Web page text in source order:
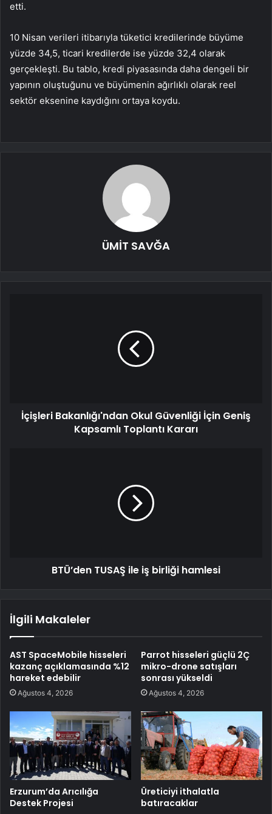
etti.
10 Nisan verileri itibarıyla tüketici kredilerinde büyüme
yüzde 34,5, ticari kredilerde ise yüzde 32,4 olarak
gerçekleşti. Bu tablo, kredi piyasasında daha dengeli bir
yapının oluştuğunu ve büyümenin ağırlıklı olarak reel
sektör eksenine kaydığını ortaya koydu.
ÜMİT SAVĞA
İçişleri Bakanlığı'ndan Okul Güvenliği İçin Geniş
Kapsamlı Toplantı Kararı
BTÜ’den TUSAŞ ile iş birliği hamlesi
İlgili Makaleler
AST SpaceMobile hisseleri
kazanç açıklamasında %12
hareket edebilir
Ağustos 4, 2026
Parrot hisseleri güçlü 2Ç
mikro-drone satışları
sonrası yükseldi
Ağustos 4, 2026
Erzurum’da Arıcılığa
Destek Projesi
Üreticiyi ithalatla
batıracaklar